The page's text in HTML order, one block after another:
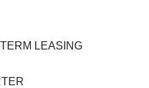
LEASING